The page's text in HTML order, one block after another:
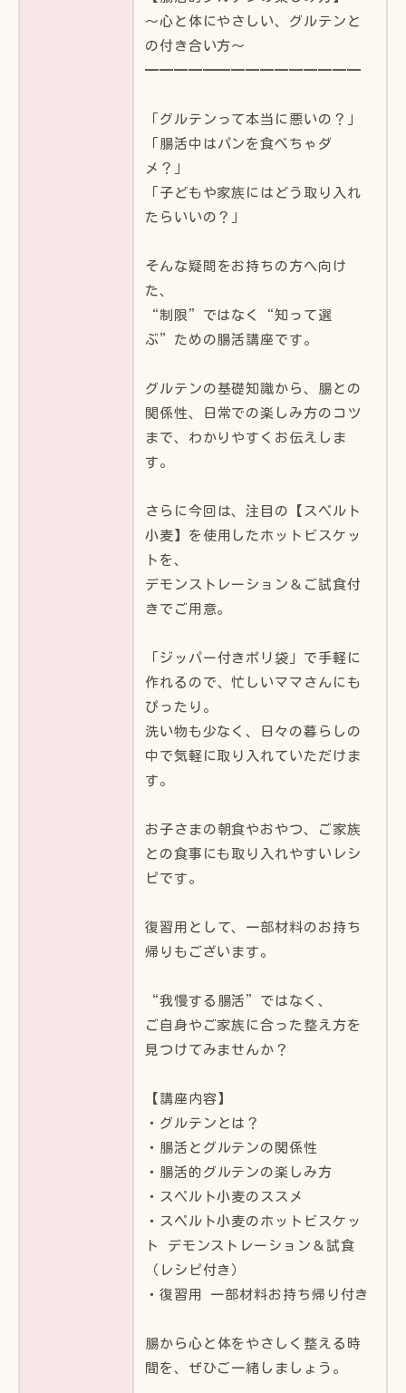
〜心と体にやさしい、グルテンと
の付き合い方〜
━━━━━━━━━━━━━━━
「グルテンって本当に悪いの？」
「腸活中はパンを食べちゃダ
メ？」
「子どもや家族にはどう取り入れ
たらいいの？」
そんな疑問をお持ちの方へ向け
た、
“制限”ではなく“知って選
ぶ”ための腸活講座です。
グルテンの基礎知識から、腸との
関係性、日常での楽しみ方のコツ
まで、わかりやすくお伝えしま
す。
さらに今回は、注目の【スペルト
小麦】を使用したホットビスケッ
トを、
デモンストレーション＆ご試食付
きでご用意。
「ジッパー付きポリ袋」で手軽に
作れるので、忙しいママさんにも
ぴったり。
洗い物も少なく、日々の暮らしの
中で気軽に取り入れていただけま
す。
お子さまの朝食やおやつ、ご家族
との食事にも取り入れやすいレシ
ピです。
復習用として、一部材料のお持ち
帰りもございます。
“我慢する腸活”ではなく、
ご自身やご家族に合った整え方を
見つけてみませんか？
【講座内容】
・グルテンとは？
・腸活とグルテンの関係性
・腸活的グルテンの楽しみ方
・スペルト小麦のススメ
・スペルト小麦のホットビスケッ
ト デモンストレーション＆試食
（レシピ付き）
・復習用 一部材料お持ち帰り付き
腸から心と体をやさしく整える時
間を、ぜひご一緒しましょう。